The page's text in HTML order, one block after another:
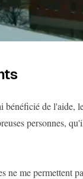
bénéficié de l'aide,
personnes,
ne me permettent